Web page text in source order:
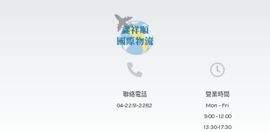
聯絡電話
04-2251-2282
營業時間
Mon - Fri
9:00 - 12:00
13:30-17:30